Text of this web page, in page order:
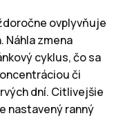
ovplyvňuje
Náhla zmena
cyklus, čo sa
či
dní. Citlivejšie
nastavený ranný